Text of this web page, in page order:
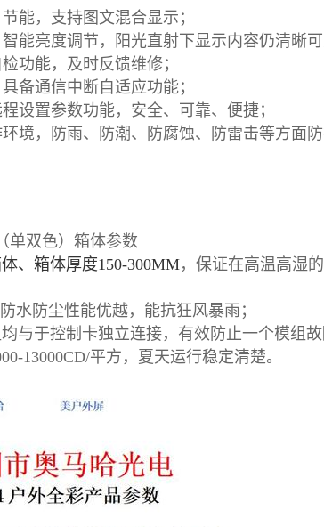
能，支持图文混合显示；
能亮度调节，阳光直射下显示内容仍清晰可
功能，及时反馈维修；
备通信中断自适应功能；
设置参数功能，安全、可靠、便捷；
境，防雨、防潮、防腐蚀、防雷击等方面防
单双色）箱体参数
、 箱体厚度150-300MM，保证在高温高湿
水防尘性能优越，能抗狂风暴雨；
均与于控制卡独立连接，有效防止一个模组
13000CD/平方，夏天运行稳定清楚。